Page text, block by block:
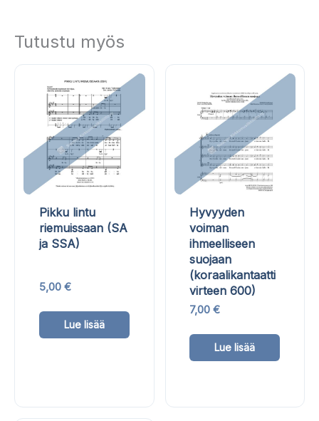
Tutustu myös
Pikku lintu
riemuissaan (SA
ja SSA)
5,00 €
Lue lisää
Tällä
Voit
Hyvyyden
voiman
ihmeelliseen
suojaan
(koraalikantaatti
virteen 600)
7,00€
Lue lisää
Tällä